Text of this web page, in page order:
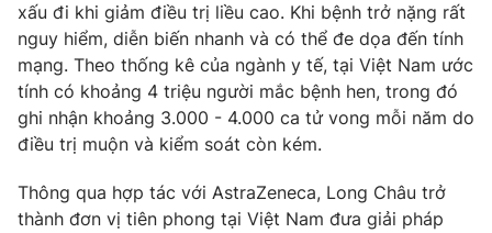
Tổng đài VTV:024.38 355 931 - 024.38 355 932
Ðiện thoại Thời báo VTV:024.66 897 897
Email: toasoan@vtv.vn
Liên hệ quảng cáo: 024-7300.7108
xấu đi khi giảm điều trị liều cao. Khi bệnh trở nặng rất
nguy hiểm, diễn biến nhanh và có thể đe dọa đến tính
mạng. Theo thống kê của ngành y tế, tại Việt Nam ước
tính có khoảng 4 triệu người mắc bệnh hen, trong đó
ghi nhận khoảng 3.000 - 4.000 ca tử vong mỗi năm do
điều trị muộn và kiểm soát còn kém.
Thông qua hợp tác với AstraZeneca, Long Châu trở
thành đơn vị tiên phong tại Việt Nam đưa giải pháp